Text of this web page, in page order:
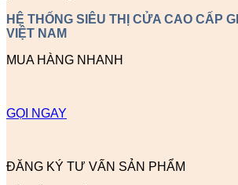
HỆ THỐNG SIÊU THỊ CỬA CAO CẤP
VIỆT NAM
MUA HÀNG NHANH
GỌI NGAY
ĐĂNG KÝ TƯ VẤN SẢN PHẨM